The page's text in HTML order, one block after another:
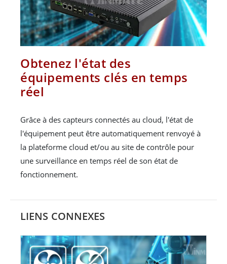
Obtenez l'état des
équipements clés en temps
réel
Grâce à des capteurs connectés au cloud, l'état de
l'équipement peut être automatiquement renvoyé à
la plateforme cloud et/ou au site de contrôle pour
une surveillance en temps réel de son état de
fonctionnement.
LIENS CONNEXES